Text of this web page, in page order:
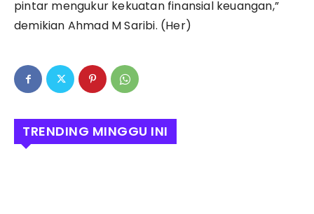
pintar mengukur kekuatan finansial keuangan,”
demikian Ahmad M Saribi. (Her)
TRENDING MINGGU INI